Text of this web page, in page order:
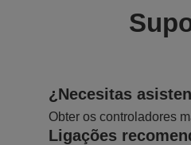
¿Necesitas
Obter os controladores
Ligações